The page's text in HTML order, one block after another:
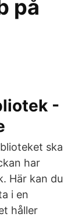
på
-
ska
har
Här kan du
i en
håller